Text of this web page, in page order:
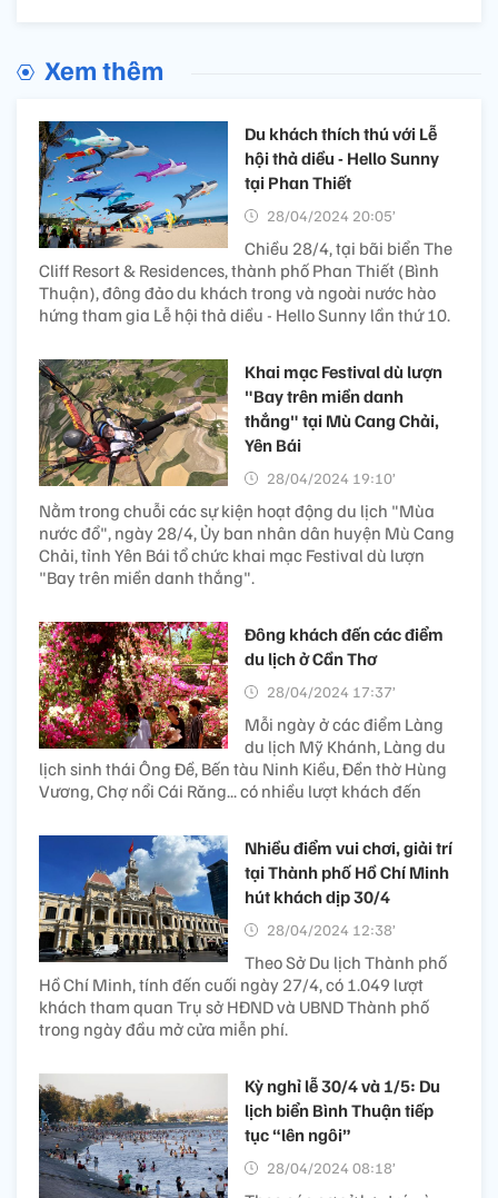
Xem thêm
Du khách thích thú với Lễ
hội thả diều - Hello Sunny
tại Phan Thiết
28/04/2024 20:05’
Chiều 28/4, tại bãi biển The
Cliff Resort & Residences, thành phố Phan Thiết (Bình
Thuận), đông đảo du khách trong và ngoài nước hào
hứng tham gia Lễ hội thả diều - Hello Sunny lần thứ 10.
Khai mạc Festival dù lượn
"Bay trên miền danh
thắng" tại Mù Cang Chải,
Yên Bái
28/04/2024 19:10’
Nằm trong chuỗi các sự kiện hoạt động du lịch "Mùa
nước đổ", ngày 28/4, Ủy ban nhân dân huyện Mù Cang
Chải, tỉnh Yên Bái tổ chức khai mạc Festival dù lượn
"Bay trên miền danh thắng".
Đông khách đến các điểm
du lịch ở Cần Thơ
28/04/2024 17:37’
Mỗi ngày ở các điểm Làng
du lịch Mỹ Khánh, Làng du
lịch sinh thái Ông Đề, Bến tàu Ninh Kiều, Đền thờ Hùng
Vương, Chợ nổi Cái Răng... có nhiều lượt khách đến
Nhiều điểm vui chơi, giải trí
tại Thành phố Hồ Chí Minh
hút khách dịp 30/4
28/04/2024 12:38’
Theo Sở Du lịch Thành phố
Hồ Chí Minh, tính đến cuối ngày 27/4, có 1.049 lượt
khách tham quan Trụ sở HĐND và UBND Thành phố
trong ngày đầu mở cửa miễn phí.
Kỳ nghỉ lễ 30/4 và 1/5: Du
lịch biển Bình Thuận tiếp
tục “lên ngôi”
28/04/2024 08:18’